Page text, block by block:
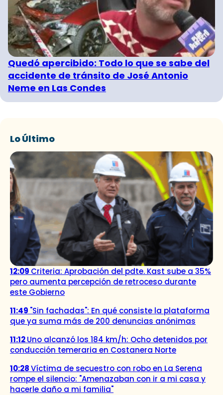
Quedó apercibido: Todo lo que se sabe del
accidente de tránsito de José Antonio
Neme en Las Condes
Lo Último
12:09 Criteria: Aprobación del pdte. Kast sube a 35%
pero aumenta percepción de retroceso durante
este Gobierno
11:49 "Sin fachadas": En qué consiste la plataforma
que ya suma más de 200 denuncias anónimas
11:12Uno alcanzó los 184 km/h: Ocho detenidos por
conducción temeraria en Costanera Norte
10:28Víctima de secuestro con robo en La Serena
rompe el silencio: "Amenazaban con ir a mi casa y
hacerle daño a mi familia"